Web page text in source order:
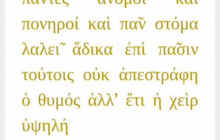
πονηροί καὶ πα̃ν στόμα
λαλει̃ ἄδικα ἐπὶ πα̃σιν
τούτοις οὐκ ἀπεστράφη
ὁ θυμός ἀλλ' ἔτι ἡ χεὶρ
ὑψηλή